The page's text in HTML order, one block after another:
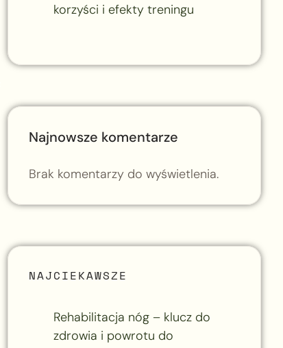
korzyści i efekty treningu
Najnowsze komentarze
Brak komentarzy do wyświetlenia.
NAJCIEKAWSZE
Rehabilitacja nóg – klucz do
zdrowia i powrotu do